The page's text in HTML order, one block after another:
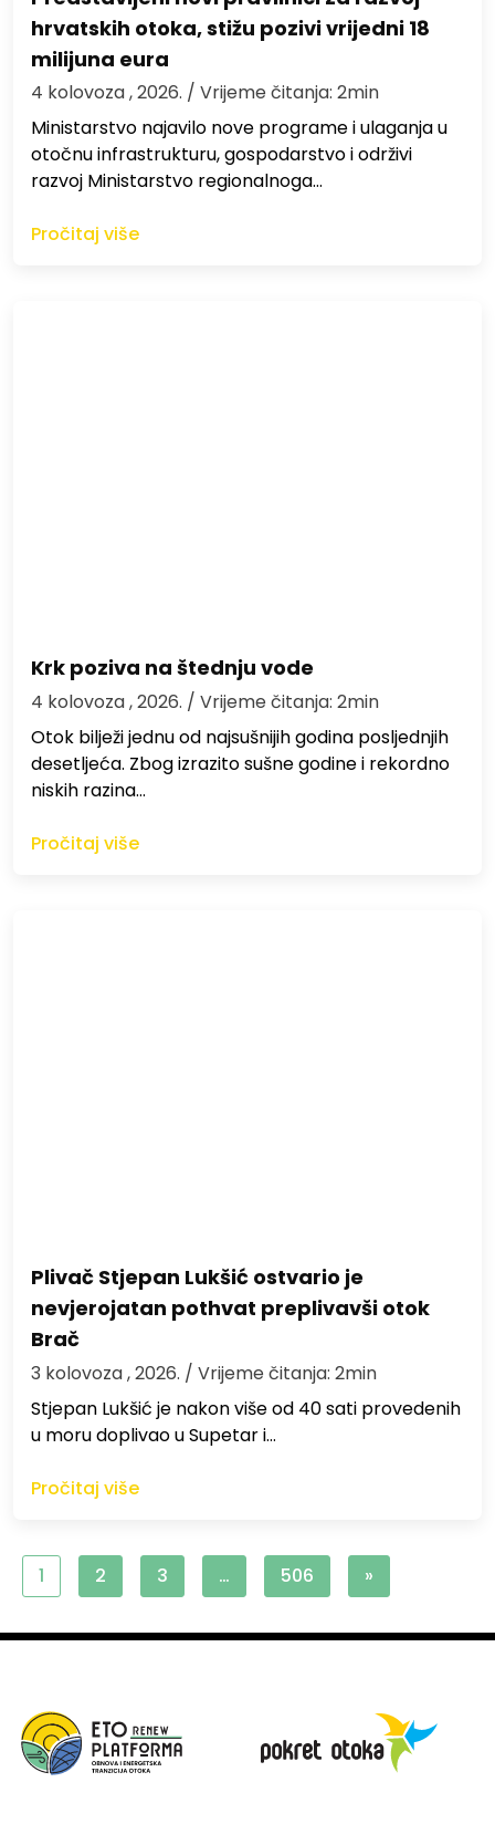
hrvatskih otoka, stižu pozivi vrijedni 18
milijuna eura
4 kolovoza , 2026. / Vrijeme čitanja: 2min
Ministarstvo najavilo nove programe i ulaganja u
otočnu infrastrukturu, gospodarstvo i održivi
razvoj Ministarstvo regionalnoga…
Pročitaj više
Krk poziva na štednju vode
4 kolovoza , 2026. / Vrijeme čitanja: 2min
Otok bilježi jednu od najsušnijih godina posljednjih
desetljeća. Zbog izrazito sušne godine i rekordno
niskih razina…
Pročitaj više
Plivač Stjepan Lukšić ostvario je
nevjerojatan pothvat preplivavši otok
Brač
3 kolovoza , 2026. / Vrijeme čitanja: 2min
St​jepan Lukšić je nakon više od 40 sati provedenih
u moru doplivao u Supetar i…
Pročitaj više
1 2 3 … 506 »